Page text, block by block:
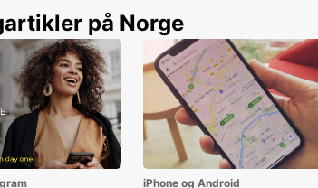
på Norge
iPhone og Android